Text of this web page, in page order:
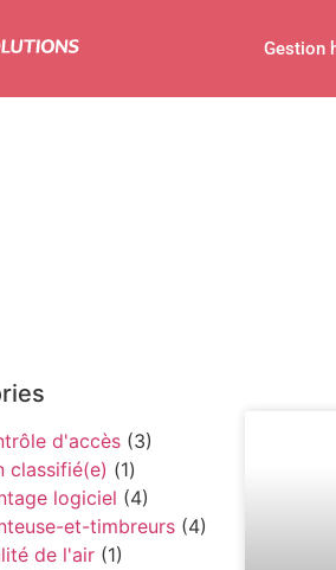
Gestion
d'accès (3)
classifié(e) (1)
logiciel (4)
et-timbreurs (4)
de l'air (1)